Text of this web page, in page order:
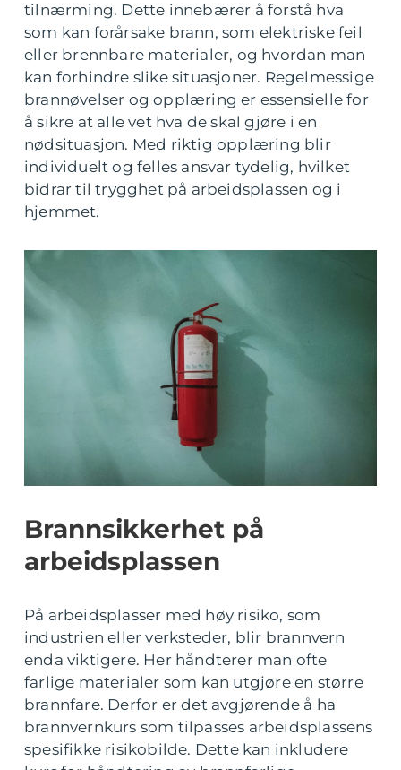
tilnærming. Dette innebærer å forstå hva
som kan forårsake brann, som elektriske feil
eller brennbare materialer, og hvordan man
kan forhindre slike situasjoner. Regelmessige
brannøvelser og opplæring er essensielle for
å sikre at alle vet hva de skal gjøre i en
nødsituasjon. Med riktig opplæring blir
individuelt og felles ansvar tydelig, hvilket
bidrar til trygghet på arbeidsplassen og i
hjemmet.
Brannsikkerhet på
arbeidsplassen
På arbeidsplasser med høy risiko, som
industrien eller verksteder, blir brannvern
enda viktigere. Her håndterer man ofte
farlige materialer som kan utgjøre en større
brannfare. Derfor er det avgjørende å ha
brannvernkurs som tilpasses arbeidsplassens
spesifikke risikobilde. Dette kan inkludere